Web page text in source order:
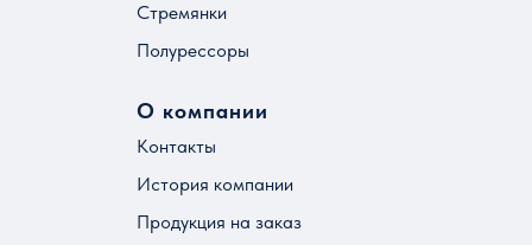
Стремянки
Полурессоры
О компании
Контакты
История компании
Продукция на заказ